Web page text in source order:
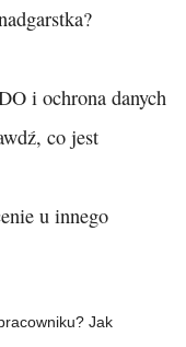
i ochrona danych
co jest
u innego
Jak